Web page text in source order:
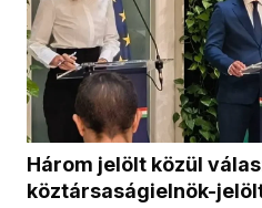
Három jelölt közül
köztársaságielnök-